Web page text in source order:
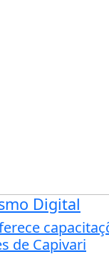
Digital
de Capivari